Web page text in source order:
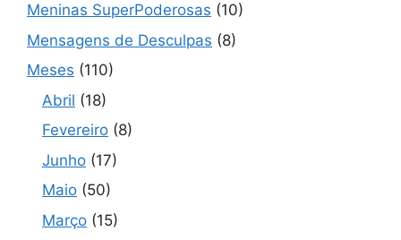
Meninas SuperPoderosas (10)
Mensagens de Desculpas (8)
Meses (110)
Abril (18)
Fevereiro (8)
Junho (17)
Maio (50)
Março (15)